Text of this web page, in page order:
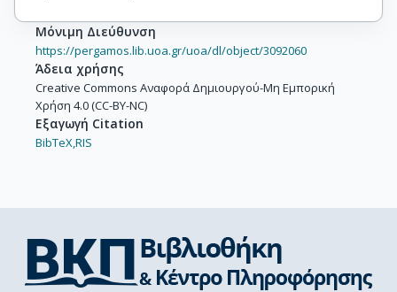
Μόνιμη Διεύθυνση
https://pergamos.lib.uoa.gr/uoa/dl/object/3092060
Άδεια χρήσης
Creative Commons Αναφορά Δημιουργού-Μη Εμπορική
Χρήση 4.0 (CC-BY-NC)
Εξαγωγή Citation
BibTeX,RIS